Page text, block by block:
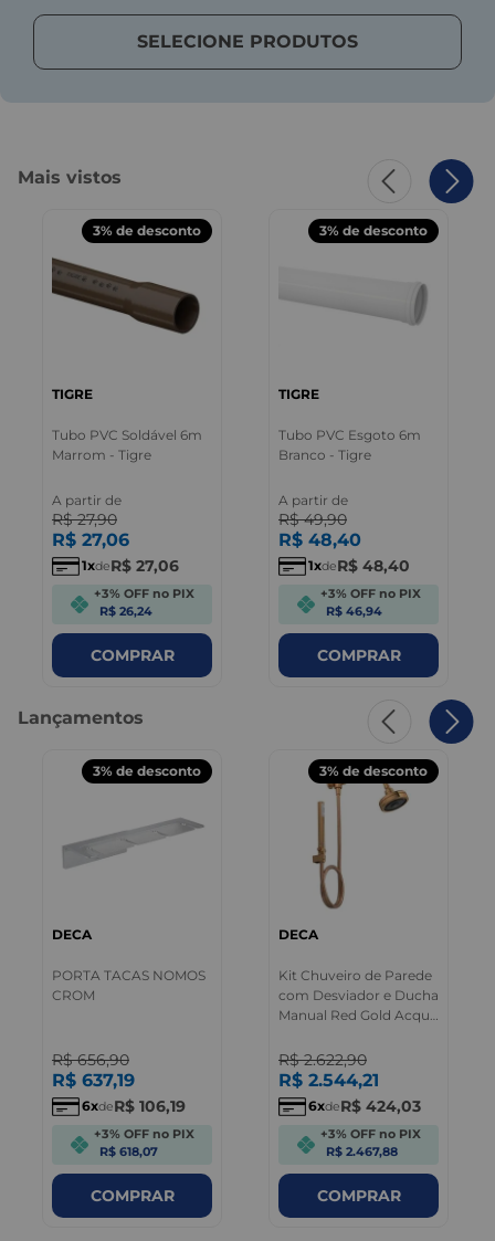
SELECIONE PRODUTOS
Mais vistos
3% de desconto
TIGRE
Tubo PVC Soldável 6m
Marrom - Tigre
A partir de
R$ 27,90
R$ 27,06
1 deR$ 27,06
+3% OFF no PIX
R$ 26,24
COMPRAR
3% de desconto
TIGRE
Tubo PVC Esgoto 6m
Branco - Tigre
A partir de
R$ 49,90
R$ 48,40
1 deR$ 48,40
+3% OFF no PIX
R$ 46,94
COMPRAR
Lançamentos
3% de desconto
DECA
PORTA TACAS NOMOS
CROM
R$ 656,90
R$ 637,19
6 deR$ 106,19
+3% OFF no PIX
R$ 618,07
COMPRAR
3% de desconto
DECA
Kit Chuveiro de Parede
com Desviador e Ducha
Manual Red Gold Acqua
R$ 2.622,90
R$ 2.544,21
6 deR$ 424,03
+3% OFF no PIX
R$ 2.467,88
COMPRAR